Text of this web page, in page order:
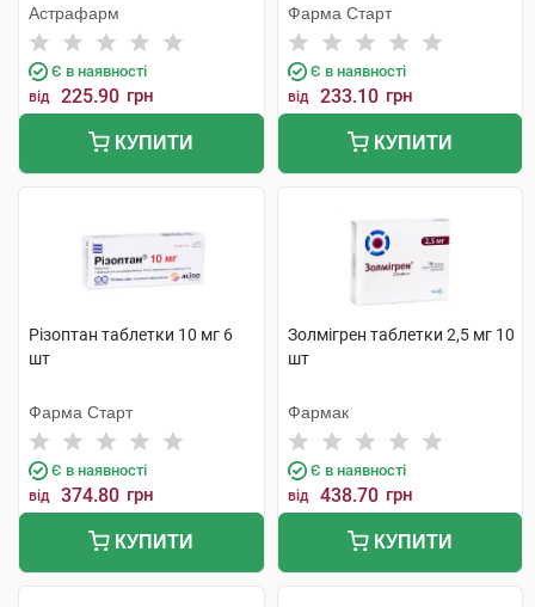
Астрафарм
Є в наявності
від 225.90 грн
КУПИТИ
Фарма Старт
Є в наявності
від 233.10 грн
КУПИТИ
Різоптан таблетки 10 мг 6
шт
Фарма Старт
Є в наявності
від 374.80 грн
КУПИТИ
Золмігрен таблетки 2,5 мг 10
шт
Фармак
Є в наявності
від 438.70 грн
КУПИТИ